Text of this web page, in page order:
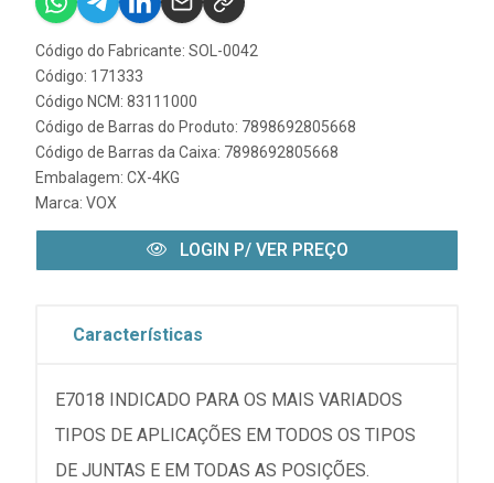
Código do Fabricante: SOL-0042
Código: 171333
Código NCM: 83111000
Código de Barras do Produto: 7898692805668
Código de Barras da Caixa: 7898692805668
Embalagem: CX-4KG
Marca: VOX
LOGIN P/ VER PREÇO
Características
E7018 INDICADO PARA OS MAIS VARIADOS
TIPOS DE APLICAÇÕES EM TODOS OS TIPOS
DE JUNTAS E EM TODAS AS POSIÇÕES.